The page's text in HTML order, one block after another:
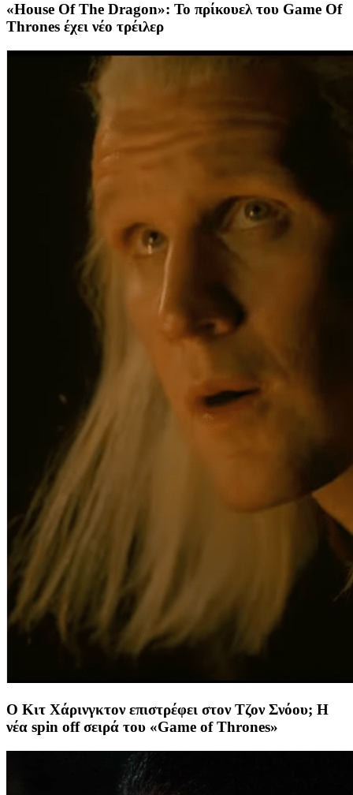
«House Of The Dragon»: Το πρίκουελ του Game Of
Thrones έχει νέο τρέιλερ
Ο Κιτ Χάρινγκτον επιστρέφει στον Τζον Σνόου; Η
νέα spin off σειρά του «Game of Thrones»